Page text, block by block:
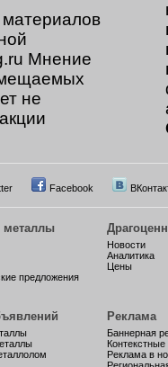
Мнение
не
Facebook
металлы
предложения
Новости
Аналитика
Цены
Реклама
Баннерная
Реклама в